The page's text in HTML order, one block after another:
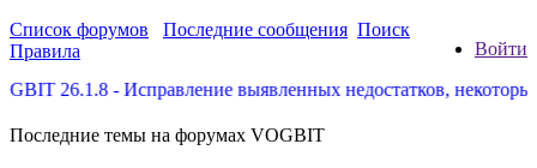
Войти
Список форумов Последние сообщения Поиск
Правила
26.1.8 - Исправление выявленных недостатков, некоторые
Последние темы на форумах VOGBIT